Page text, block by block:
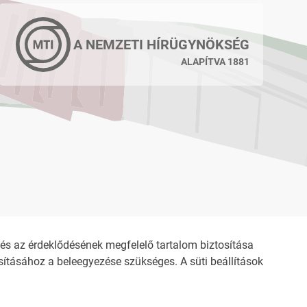
az érdeklődésének megfelelő tartalom biztosítása
a beleegyezése szükséges. A süti beállítások
A NEMZETI HÍRÜGYNÖKSÉG
ALAPÍTVA 1881